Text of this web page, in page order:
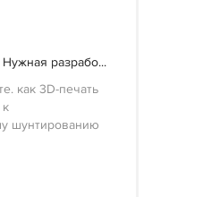
разрабо...
как 3D-печать
шунтированию